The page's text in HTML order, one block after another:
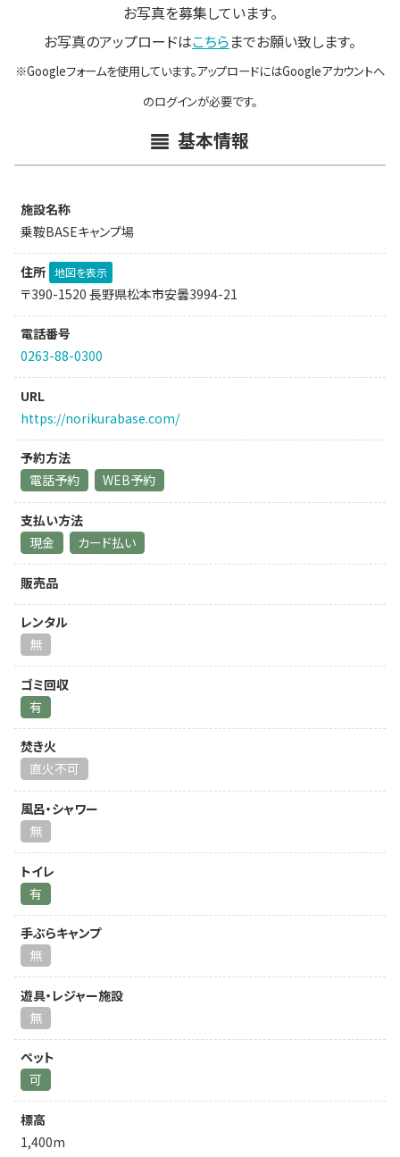
お写真を募集しています。
お写真のアップロードはこちらまでお願い致します。
※Googleフォームを使用しています。アップロードにはGoogleアカウントへ
のログインが必要です。
基本情報
施設名称
乗鞍BASEキャンプ場
住所 地図を表示
〒390-1520 長野県松本市安曇3994-21
電話番号
0263-88-0300
URL
https://norikurabase.com/
予約方法
電話予約
WEB予約
支払い方法
現金
カード払い
販売品
レンタル
無
ゴミ回収
有
焚き火
直火不可
風呂・シャワー
無
トイレ
有
手ぶらキャンプ
無
遊具・レジャー施設
無
ペット
可
標高
1,400m